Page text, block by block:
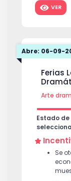
VER
Abre: 06-09-
Ferias
Arte
Estado
Se